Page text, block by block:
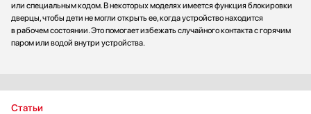
или специальным кодом. В некоторых моделях имеется функция блокировки
дверцы, чтобы дети не могли открыть ее, когда устройство находится
в рабочем состоянии. Это помогает избежать случайного контакта с горячим
паром или водой внутри устройства.
Статьи